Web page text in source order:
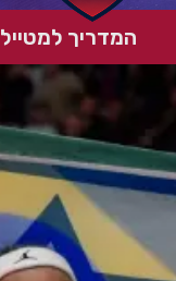
המדריך למטייל